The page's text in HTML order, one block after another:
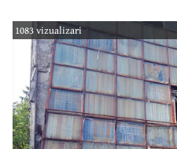
estival.
1083 vizualizari